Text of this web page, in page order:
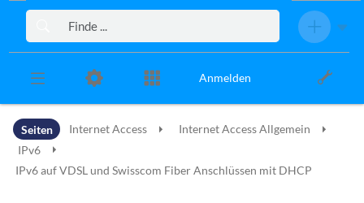
Zur Kopfleiste
Zur Hauptnavigation
Zu den Seitenwerkzeugen
Anmelden
Seiten Internet Access
Internet Access Allgemein
IPv6
IPv6 auf VDSL und Swisscom Fiber Anschlüssen mit DHCP